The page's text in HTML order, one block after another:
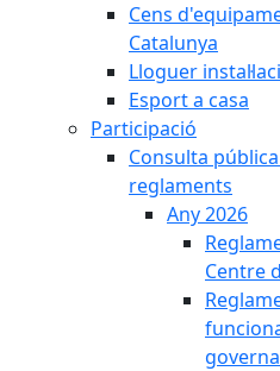
Cens
Catalunya
Lloguer
Esport a casa
Participació
Consulta
reglaments
Any 2026
Centre